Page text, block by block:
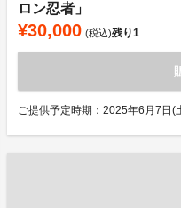
ロン忍者」
¥30,000 (税込)残り1
ご提供予定時期：2025年6月7日(